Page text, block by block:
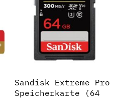
Sandisk Extreme Pro
Speicherkarte (64